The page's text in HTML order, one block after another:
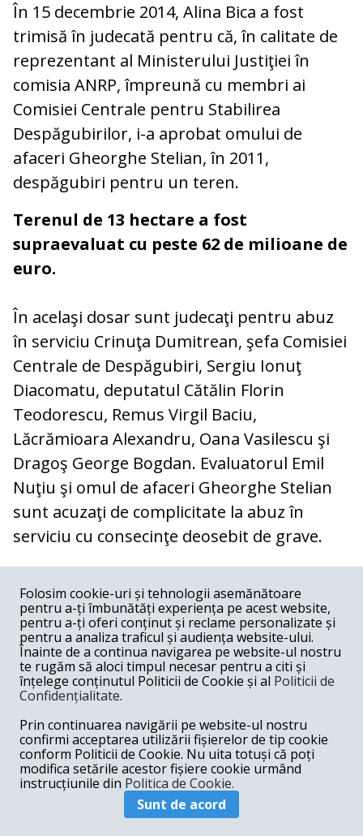
În 15 decembrie 2014, Alina Bica a fost
trimisă în judecată pentru că, în calitate de
reprezentant al Ministerului Justiţiei în
comisia ANRP, împreună cu membri ai
Comisiei Centrale pentru Stabilirea
Despăgubirilor, i-a aprobat omului de
afaceri Gheorghe Stelian, în 2011,
despăgubiri pentru un teren.
Terenul de 13 hectare a fost
supraevaluat cu peste 62 de milioane de
euro.
În acelaşi dosar sunt judecaţi pentru abuz
în serviciu Crinuţa Dumitrean, şefa Comisiei
Centrale de Despăgubiri, Sergiu Ionuţ
Diacomatu, deputatul Cătălin Florin
Teodorescu, Remus Virgil Baciu,
Lăcrămioara Alexandru, Oana Vasilescu şi
Dragoş George Bogdan. Evaluatorul Emil
Nuţiu şi omul de afaceri Gheorghe Stelian
sunt acuzaţi de complicitate la abuz în
serviciu cu consecinţe deosebit de grave.
COMENTARII
Nume
Email
Postează comentariu
Folosim cookie-uri și tehnologii asemănătoare
pentru a-ți îmbunătăți experiența pe acest website,
pentru a-ți oferi conținut și reclame personalizate și
pentru a analiza traficul și audiența website-ului.
Înainte de a continua navigarea pe website-ul nostru
te rugăm să aloci timpul necesar pentru a citi și
înțelege conținutul Politicii de Cookie și al Politicii de
Confidențialitate.
Prin continuarea navigării pe website-ul nostru
confirmi acceptarea utilizării fișierelor de tip cookie
conform Politicii de Cookie. Nu uita totuși că poți
modifica setările acestor fișiere cookie urmând
instrucțiunile din Politica de Cookie.
Sunt de acord